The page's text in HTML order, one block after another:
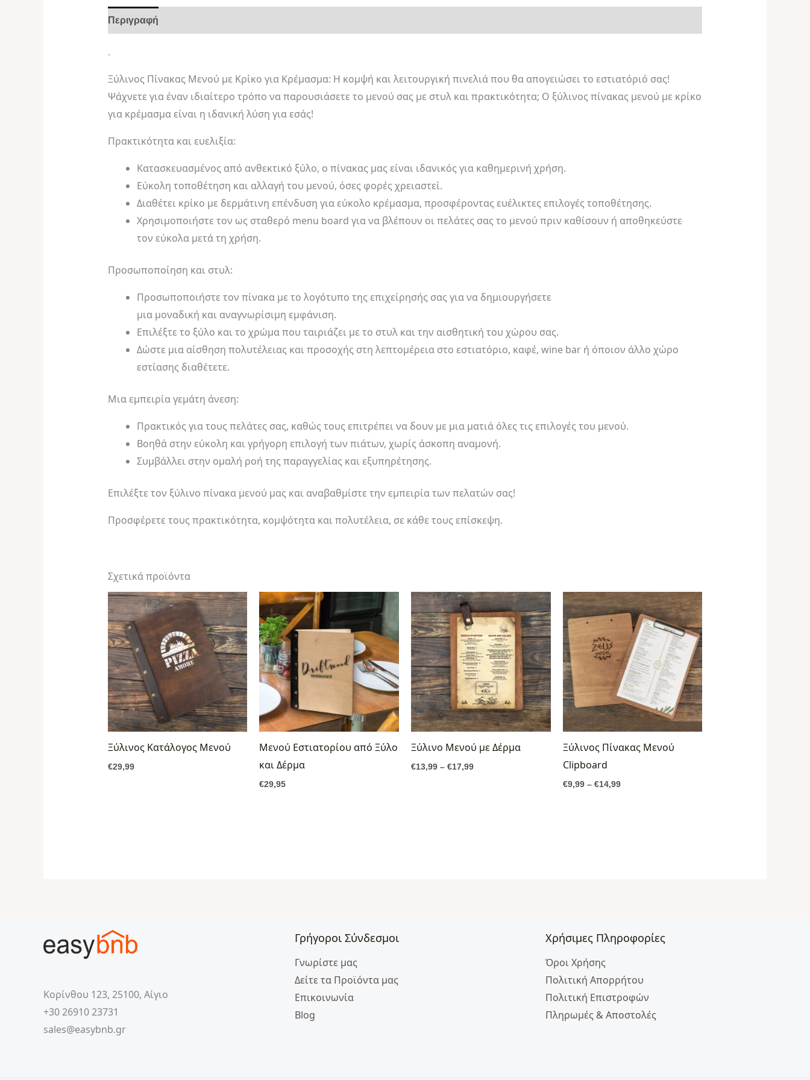
Περιγραφή
.
Ξύλινος Πίνακας Μενού με Κρίκο για Κρέμασμα: Η κομψή και λειτουργική πινελιά που θα απογειώσει το εστιατόριό σας!
Ψάχνετε για έναν ιδιαίτερο τρόπο να παρουσιάσετε το μενού σας με στυλ και πρακτικότητα; Ο ξύλινος πίνακας μενού με κρίκο
για κρέμασμα είναι η ιδανική λύση για εσάς!
Πρακτικότητα και ευελιξία:
Κατασκευασμένος από ανθεκτικό ξύλο, ο πίνακας μας είναι ιδανικός για καθημερινή χρήση.
Εύκολη τοποθέτηση και αλλαγή του μενού, όσες φορές χρειαστεί.
Διαθέτει κρίκο με δερμάτινη επένδυση για εύκολο κρέμασμα, προσφέροντας ευέλικτες επιλογές τοποθέτησης.
Χρησιμοποιήστε τον ως σταθερό menu board για να βλέπουν οι πελάτες σας το μενού πριν καθίσουν ή αποθηκεύστε
τον εύκολα μετά τη χρήση.
Προσωποποίηση και στυλ:
Προσωποποιήστε τον πίνακα με το λογότυπο της επιχείρησής σας για να δημιουργήσετε
μια μοναδική και αναγνωρίσιμη εμφάνιση.
Επιλέξτε το ξύλο και το χρώμα που ταιριάζει με το στυλ και την αισθητική του χώρου σας.
Δώστε μια αίσθηση πολυτέλειας και προσοχής στη λεπτομέρεια στο εστιατόριο, καφέ, wine bar ή όποιον άλλο χώρο
εστίασης διαθέτετε.
Μια εμπειρία γεμάτη άνεση:
Πρακτικός για τους πελάτες σας, καθώς τους επιτρέπει να δουν με μια ματιά όλες τις επιλογές του μενού.
Βοηθά στην εύκολη και γρήγορη επιλογή των πιάτων, χωρίς άσκοπη αναμονή.
Συμβάλλει στην ομαλή ροή της παραγγελίας και εξυπηρέτησης.
Επιλέξτε τον ξύλινο πίνακα μενού μας και αναβαθμίστε την εμπειρία των πελατών σας!
Προσφέρετε τους πρακτικότητα, κομψότητα και πολυτέλεια, σε κάθε τους επίσκεψη.
Σχετικά προϊόντα
Ξύλινος Κατάλογος Μενού
€29,99
Μενού Εστιατορίου από Ξύλο
και Δέρμα
€29,95
Ξύλινο Μενού με Δέρμα
€13,99 – €17,99
Price
range:
€13,99
through
€17,99
Ξύλινος Πίνακας Μενού
Clipboard
€9,99 – €14,99
Price
range:
€9,99
through
€14,99
Κορίνθου 123, 25100, Αίγιο
+30 26910 23731
sales@easybnb.gr
Γρήγοροι Σύνδεσμοι
Γνωρίστε μας
Δείτε τα Προϊόντα μας
Επικοινωνία
Blog
Χρήσιμες Πληροφορίες
Όροι Χρήσης
Πολιτική Απορρήτου
Πολιτική Επιστροφών
Πληρωμές & Αποστολές